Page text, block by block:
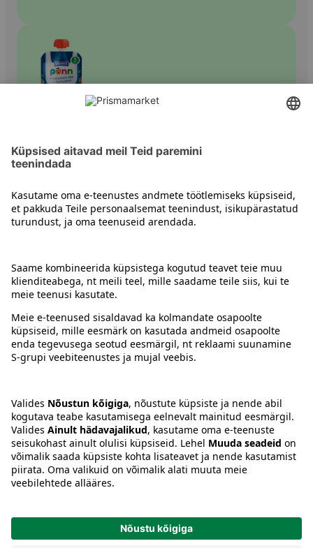
5–6 kuu vanusele
Juhised
Tingimused
Keel:ETENRU